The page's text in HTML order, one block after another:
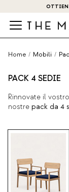
Home / Mobili /
PACK 4 SEDIE
Rinnovate il
nostre pack da 4
con una di